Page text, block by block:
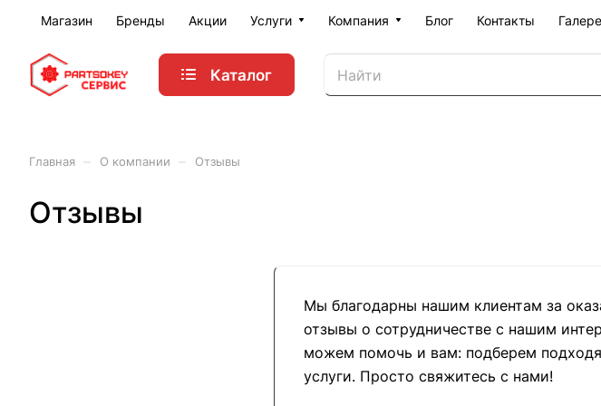
Магазин Бренды Акции Услуги Компания Блог Контакты
Каталог
Главная О компании Отзывы
Отзывы
Мы благодарны нашим клиентам за
отзывы о сотрудничестве с нашим
можем помочь и вам: подберем
услуги. Просто свяжитесь с нами!